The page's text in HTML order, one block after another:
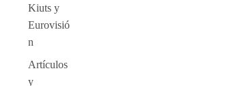
Kiuts y
Eurovisió
n
Artículos
y